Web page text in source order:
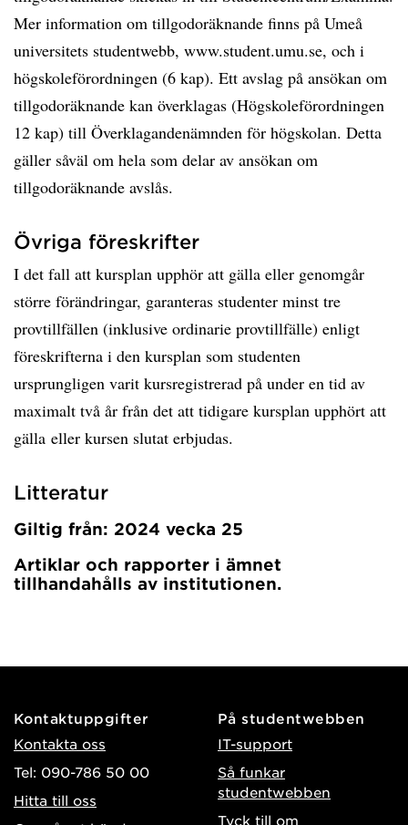
Mer information om tillgodoräknande finns på Umeå
universitets studentwebb, www.student.umu.se, och i
högskoleförordningen (6 kap). Ett avslag på ansökan om
tillgodoräknande kan överklagas (Högskoleförordningen
12 kap) till Överklagandenämnden för högskolan. Detta
gäller såväl om hela som delar av ansökan om
tillgodoräknande avslås.
Övriga föreskrifter
I det fall att kursplan upphör att gälla eller genomgår
större förändringar, garanteras studenter minst tre
provtillfällen (inklusive ordinarie provtillfälle) enligt
föreskrifterna i den kursplan som studenten
ursprungligen varit kursregistrerad på under en tid av
maximalt två år från det att tidigare kursplan upphört att
gälla eller kursen slutat erbjudas.
Litteratur
Giltig från: 2024 vecka 25
Artiklar och rapporter i ämnet
tillhandahålls av institutionen.
Kontaktuppgifter
Kontakta oss
Tel: 090-786 50 00
Hitta till oss
På studentwebben
IT-support
Så funkar
studentwebben
Tyck till om